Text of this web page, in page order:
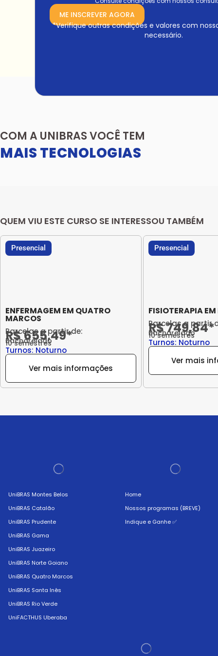
ME INSCREVER AGORA
*Verifique outras condições e valores com
necessário.
COM A UNIBRAS VOCÊ TEM
MAIS TECNOLOGIAS
QUEM VIU ESTE CURSO SE INTERESSOU TAMBÉM
Presencial
ENFERMAGEM EM QUATRO
MARCOS
Parcelas a partir de:
R$ 655,49*
Bacharelado
10 semestres
Turnos: Noturno
Ver mais informações
Presencial
FISIOTERAPIA
Parcelas a partir
R$ 749,84*
Bacharelado
10 semestres
Turnos: Noturno
Ver mais
UniBRAS Montes Belos
UniBRAS Catalão
UniBRAS Prudente
UniBRAS Gama
UniBRAS Juazeiro
UniBRAS Norte Goiano
UniBRAS Quatro Marcos
UniBRAS Santa Inês
UniBRAS Rio Verde
UniFACTHUS Uberaba
Home
Nossos programas (BREVE)
Indique e Ganhe ✅